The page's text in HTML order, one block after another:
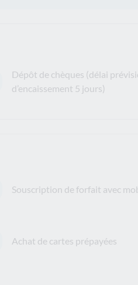
Dépôt de chèques (délai
d’encaissement 5 jours)
Souscription de forfait avec
Achat de cartes prépayées